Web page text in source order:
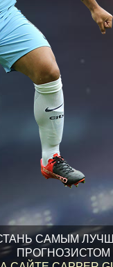
САМЫМ
ПРОГНОЗИСТОМ